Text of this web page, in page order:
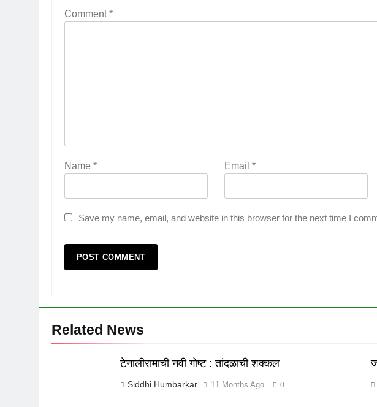
Comment*
Name * Email *
Save my name, email, and website in this browser for the next time I
Related News
टेनालीरामाची नवी गोष्ट : तांदळाची शक्कल
Siddhi Humbarkar 11 Months Ago 0